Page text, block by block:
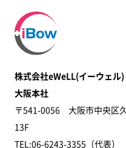
株式会社eWeLL(イーウェル)
大阪本社
〒541-0056 大阪市中央区
13F
TEL:06-6243-3355（代表）